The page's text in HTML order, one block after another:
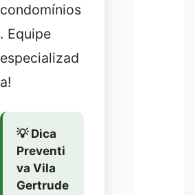
condomínios
. Equipe
especializad
a!
💡 Dica
Preventi
va Vila
Gertrude